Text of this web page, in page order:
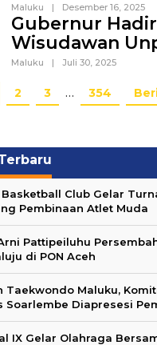
Maluku | Desember 16, 2025
Gubernur
Wisudawan
Maluku | Juli 30, 2025
2 3 … 354
Club Gelar
Pembinaan Atlet Muda
Pattipeiluhu
di PON Aceh
Taekwondo Maluku,
Soarlembe Diapresesi
IX Gelar Olahraga